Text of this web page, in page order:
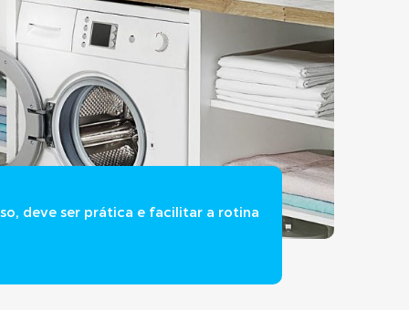
deve ser prática e facilitar a rotina